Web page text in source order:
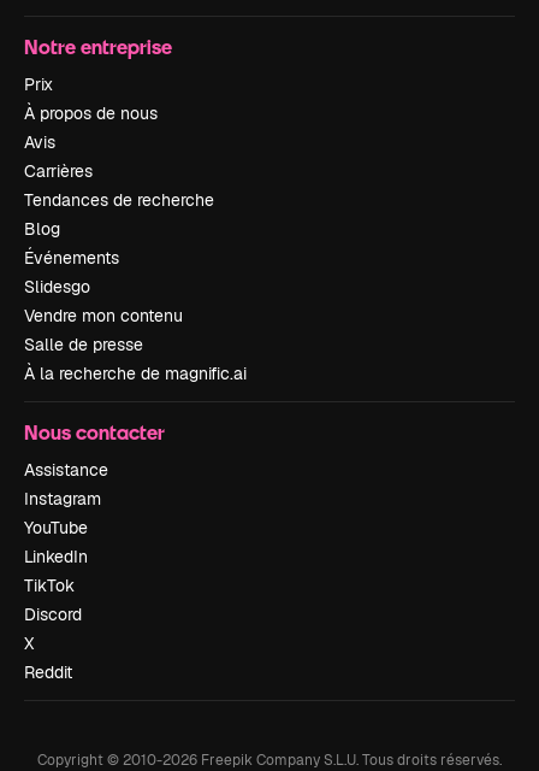
Notre entreprise
Prix
À propos de nous
Avis
Carrières
Tendances de recherche
Blog
Événements
Slidesgo
Vendre mon contenu
Salle de presse
À la recherche de magnific.ai
Nous contacter
Assistance
Instagram
YouTube
LinkedIn
TikTok
Discord
X
Reddit
Copyright © 2010-2026 Freepik Company S.L.U.Tous droits réservés.